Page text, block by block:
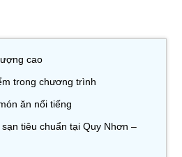
cao
trong chương trình
ăn nổi tiếng
tiêu chuẩn tại Quy Nhơn –